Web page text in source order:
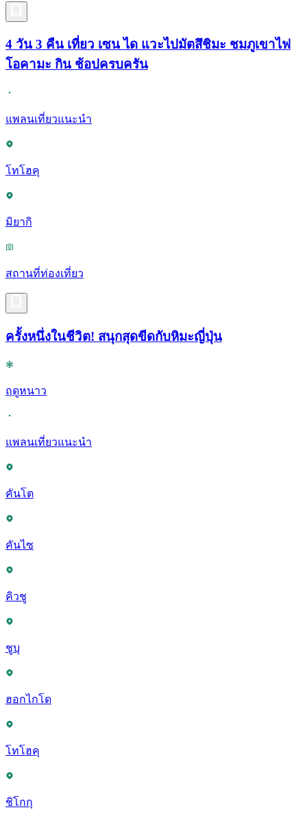
4 วัน 3 คืน เที่ยว เซน ได แวะไปมัตสึชิมะ ชมภูเขาไฟ
โอคามะ กิน ช้อปครบครัน
แพลนเที่ยวแนะนำ
โทโฮคุ
มิยากิ
สถานที่ท่องเที่ยว
ครั้งหนึ่งในชีวิต! สนุกสุดขีดกับหิมะญี่ปุ่น
ฤดูหนาว
แพลนเที่ยวแนะนำ
คันโต
คันไซ
คิวชู
ชูบุ
ฮอกไกโด
โทโฮคุ
ชิโกกุ